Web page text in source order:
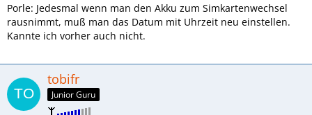
Porle: Jedesmal wenn man den Akku zum Simkartenwechsel
rausnimmt, muß man das Datum mit Uhrzeit neu einstellen.
Kannte ich vorher auch nicht.
tobifr
Junior Guru